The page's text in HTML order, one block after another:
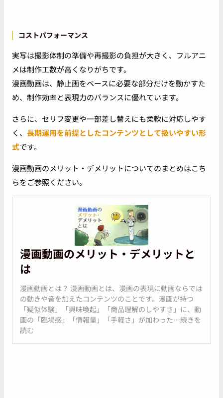
コストパフォーマンス
実写は撮影体制の準備や再撮影の負担が大きく、フルアニ
メは制作工数が高くなりがちです。
漫画動画は、静止画をベースに必要な部分だけを動かすた
め、制作効率と表現力のバランスに優れています。
さらに、セリフ変更や一部差し替えにも柔軟に対応しやす
く、 長期運用を前提としたコンテンツとして扱いやすい形
式です。
漫画動画のメリット・デメリットについてのまとめはこち
らをご参照ください。
漫画動画のメリット・デメリットと
は
漫画動画とは？ 漫画動画とは、漫画の表現に動画ならでは
の動きや音を加えたコンテンツのことです。漫画が持つ
「疑似体験」「興味喚起」「商品理解のしやすさ」に、動
画の「臨場感」「情報量」「手軽さ」が加わった…続きを
読む